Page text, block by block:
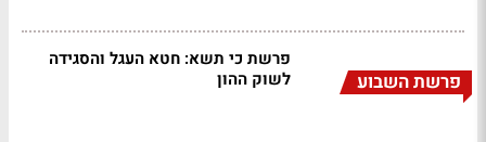
פרשת השבוע
פרשת כי תשא: חטא העגל והסגידה
לשוק ההון